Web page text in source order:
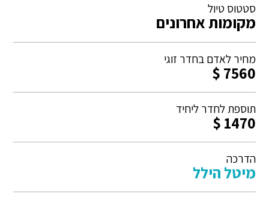
סטטוס טיול
מקומות אחרונים
מחיר לאדם בחדר זוגי
7560 $
תוספת לחדר ליחיד
1470 $
הדרכה
מיטל הילל